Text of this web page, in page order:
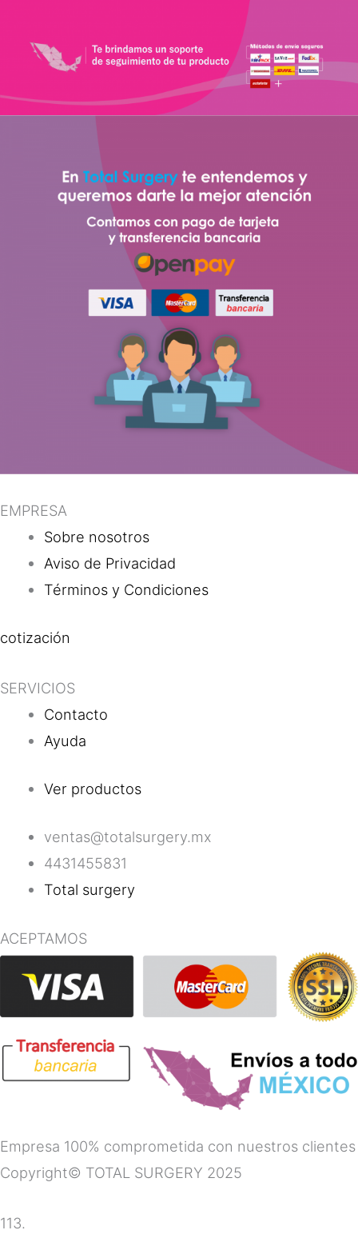
EMPRESA
Sobre nosotros
Aviso de Privacidad
Términos y Condiciones
cotización
SERVICIOS
Contacto
Ayuda
Ver productos
ventas@totalsurgery.mx
4431455831
Total surgery
ACEPTAMOS
Empresa 100% comprometida con nuestros clientes
Copyright© TOTAL SURGERY 2025
113.